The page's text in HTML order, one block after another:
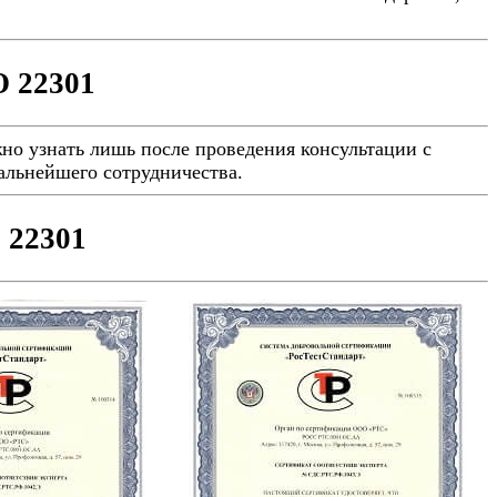
22301
узнать лишь после проведения консультации с
сотрудничества.